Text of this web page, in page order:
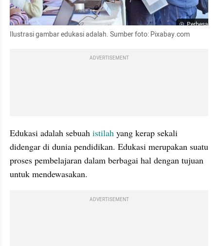
Perbesar
Ilustrasi gambar edukasi adalah. Sumber foto: Pixabay.com
ADVERTISEMENT
Edukasi adalah sebuah istilah yang kerap sekali
didengar di dunia pendidikan. Edukasi merupakan suatu
proses pembelajaran dalam berbagai hal dengan tujuan
untuk mendewasakan.
ADVERTISEMENT